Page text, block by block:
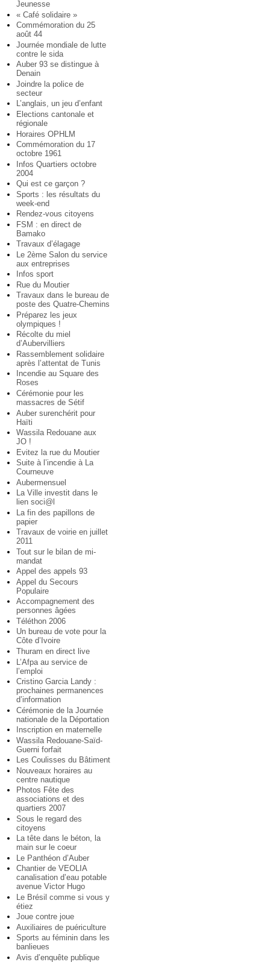
Jeunesse
« Café solidaire »
Commémoration du 25
août 44
Journée mondiale de lutte
contre le sida
Auber 93 se distingue à
Denain
Joindre la police de
secteur
L’anglais, un jeu d’enfant
Elections cantonale et
régionale
Horaires OPHLM
Commémoration du 17
octobre 1961
Infos Quartiers octobre
2004
Qui est ce garçon ?
Sports : les résultats du
week-end
Rendez-vous citoyens
FSM : en direct de
Bamako
Travaux d’élagage
Le 2ème Salon du service
aux entreprises
Infos sport
Rue du Moutier
Travaux dans le bureau de
poste des Quatre-Chemins
Préparez les jeux
olympiques !
Récolte du miel
d’Aubervilliers
Rassemblement solidaire
après l’attentat de Tunis
Incendie au Square des
Roses
Cérémonie pour les
massacres de Sétif
Auber surenchérit pour
Haïti
Wassila Redouane aux
JO !
Evitez la rue du Moutier
Suite à l’incendie à La
Courneuve
Aubermensuel
La Ville investit dans le
lien soci@l
La fin des papillons de
papier
Travaux de voirie en juillet
2011
Tout sur le bilan de mi-
mandat
Appel des appels 93
Appel du Secours
Populaire
Accompagnement des
personnes âgées
Téléthon 2006
Un bureau de vote pour la
Côte d’Ivoire
Thuram en direct live
L’Afpa au service de
l’emploi
Cristino Garcia Landy :
prochaines permanences
d’information
Cérémonie de la Journée
nationale de la Déportation
Inscription en maternelle
Wassila Redouane-Saïd-
Guerni forfait
Les Coulisses du Bâtiment
Nouveaux horaires au
centre nautique
Photos Fête des
associations et des
quartiers 2007
Sous le regard des
citoyens
La tête dans le béton, la
main sur le coeur
Le Panthéon d’Auber
Chantier de VEOLIA
canalisation d’eau potable
avenue Victor Hugo
Le Brésil comme si vous y
étiez
Joue contre joue
Auxiliaires de puériculture
Sports au féminin dans les
banlieues
Avis d’enquête publique